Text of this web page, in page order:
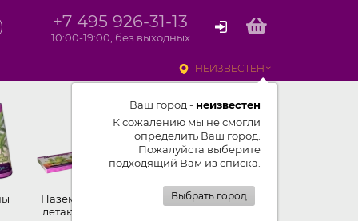
+7 495 926-31-13
10:00-19:00, без выходных
НЕИЗВЕСТЕН
Ваш город - неизвестен
К сожалению мы не смогли
определить Ваш город.
Пожалуйста выберите
подходящий Вам из списка.
Выбрать город
Наземные,
летающие
Петарды